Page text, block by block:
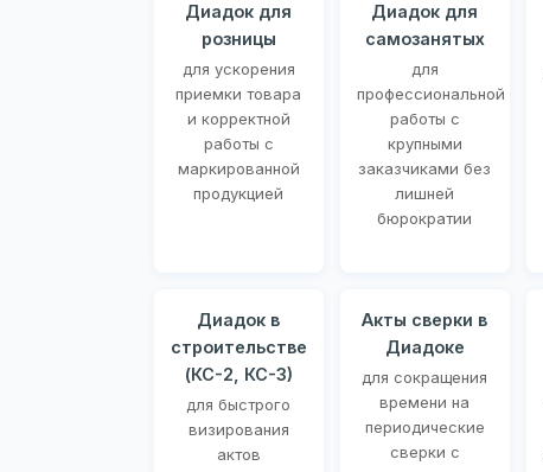
Диадок для
розницы
для ускорения
приемки товара
и корректной
работы с
маркированной
продукцией
Диадок для
самозанятых
для
профессиональной
работы с
крупными
заказчиками без
лишней
бюрократии
Диадок в
строительстве
(КС-2, КС-3)
для быстрого
визирования
актов
Акты сверки в
Диадоке
для сокращения
времени на
периодические
сверки с